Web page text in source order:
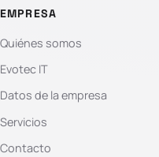
EMPRESA
Quiénes somos
Evotec IT
Datos de la empresa
Servicios
Contacto